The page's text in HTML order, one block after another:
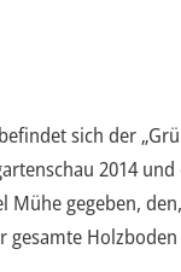
sich der
2014 und
Mühe gegeben,
gesamte